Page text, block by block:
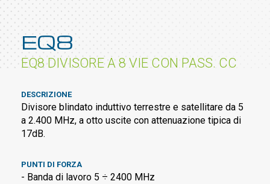
EQ8
EQ8 DIVISORE A 8 VIE CON PASS. CC
DESCRIZIONE
Divisore blindato induttivo terrestre e satellitare da 5
a 2.400 MHz, a otto uscite con attenuazione tipica di
17dB.
PUNTI DI FORZA
- Banda di lavoro 5 ÷ 2400 MHz